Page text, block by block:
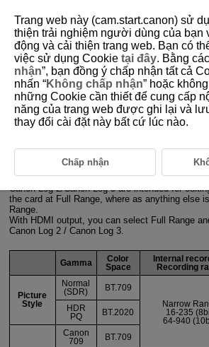
1-6 Range
The range determines how much of the
output.
The range determines how much of the tones
display and output. In general, not all tones are
so the range is limited. (Narrow Range)
Canon Log 2/Canon Log 3 are intended for
the card at Full Range, where as anything else
Range.
With HDMI output, you can select Full Range
Canon Log 2 / Canon Log 3.
Gamma
Color
Space
Internal
Recording
Picture
Style
Normal
(SDR)
BT.709
Narrow
16-235
64-940
HDR
PQ
BT.2020
Canon
709
BT.709
Trang web này (cam.start.canon) sử
thiện trải nghiệm người dùng của bạn
động và cải thiện trang web. Bạn có
việc sử dụng Cookie tại đây. Bằng
nhận”, bạn đồng ý chấp nhận tất cả
nhấn “Không chấp nhận” hoặc
những Cookie cần thiết để cung cấp
năng của trang web được ghi lại và
thay đổi cài đặt này bất cứ lúc nào.
Chấp nhận